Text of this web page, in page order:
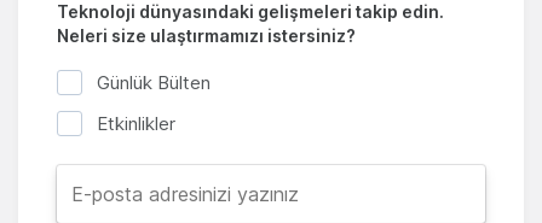
Teknoloji dünyasındaki gelişmeleri takip edin.
Neleri size ulaştırmamızı istersiniz?
Günlük Bülten
Etkinlikler